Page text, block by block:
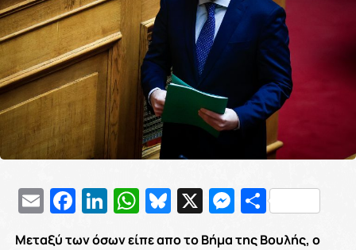
EmailFacebook
LinkedIn
WhatsApp
Bluesky
X
Μεταξύ των όσων είπε απο το Βήμα της Βουλής, ο